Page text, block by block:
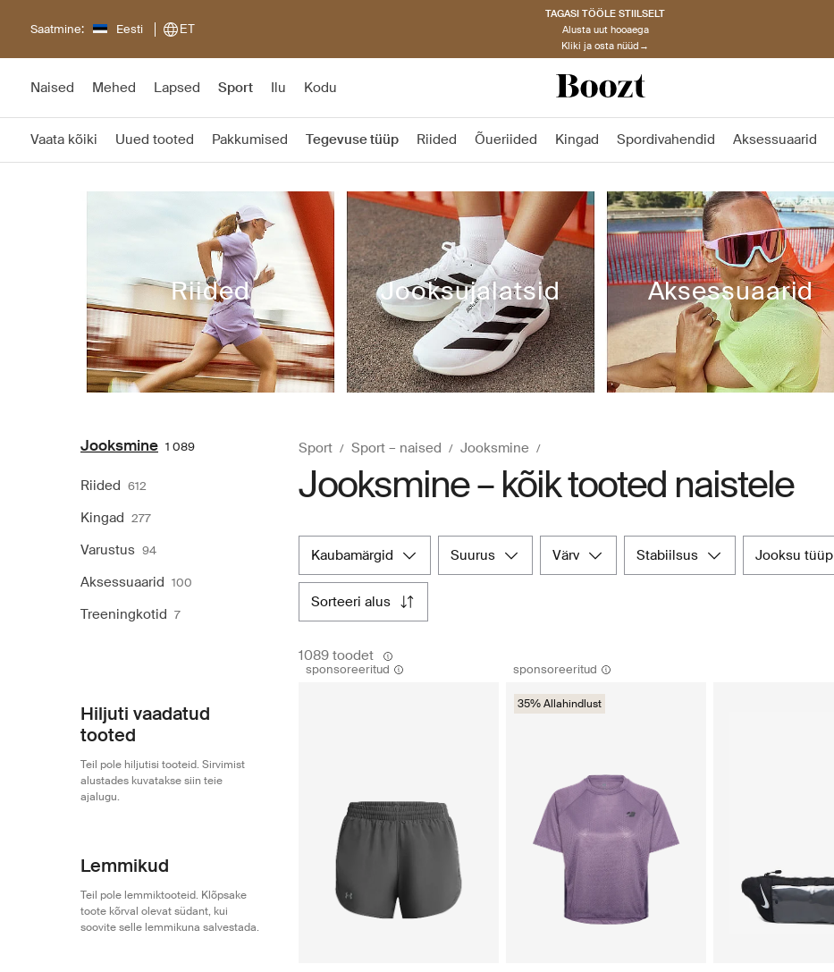
Saatmine: Eesti ET
TAGASI TÖÖLE STIILSELT
Alusta uut hooaega
Kliki ja osta nüüd→
Naised Mehed Lapsed Sport Ilu Kodu
Vaata kõiki Uued tooted Pakkumised Tegevuse tüüp Riided Õueriided Kingad Spordivahendid Aksessuaarid
Riided Jooksujalatsid Aksessuaarid
Jooksmine 1 089
Riided 612
Kingad 277
Varustus 94
Aksessuaarid 100
Treeningkotid 7
Hiljuti vaadatud
tooted
Teil pole hiljutisi tooteid. Sirvimist
alustades kuvatakse siin teie
ajalugu.
Lemmikud
Teil pole lemmiktooteid. Klõpsake
toote kõrval olevat südant, kui
soovite selle lemmikuna salvestada.
Sport Sport – naised Jooksmine
Jooksmine – kõik tooted naistele
kaubamärgid suurus värv stabiilsus jooksu tüüp
sorteeri alus
1089 toodet
sponsoreeritud
sponsoreeritud
35% Allahindlust